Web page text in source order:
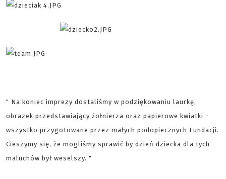
" Na koniec imprezy dostaliśmy w podziękowaniu laurkę,
obrazek przedstawiający żołnierza oraz papierowe kwiatki -
wszystko przygotowane przez małych podopiecznych Fundacji.
Cieszymy się, że mogliśmy sprawić by dzień dziecka dla tych
maluchów był weselszy. "